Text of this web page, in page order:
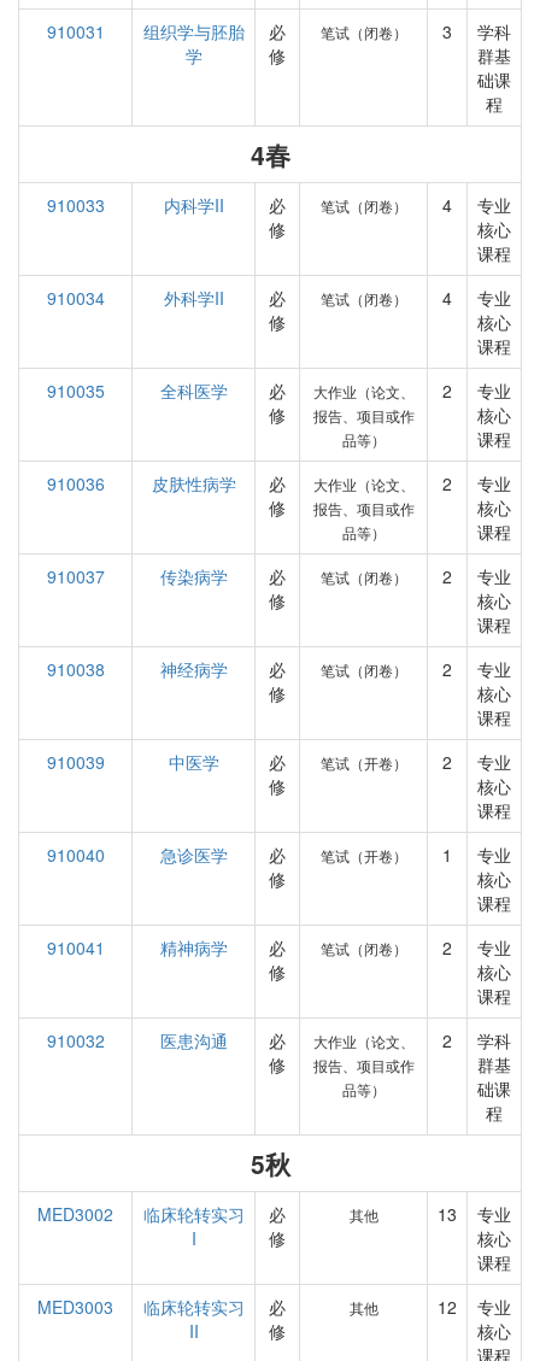
910031
组织学与胚胎
学
必
修
笔试（闭卷） 3
学科
群基
础课
程
4春
910033 内科学II
必
修
笔试（闭卷） 4
专业
核心
课程
910034
外科学II
必
修
笔试（闭卷） 4
专业
核心
课程
910035
全科医学
必
修
大作业（论文、
报告、项目或作
品等）
2
专业
核心
课程
910036
皮肤性病学
必
修
大作业（论文、
报告、项目或作
品等）
2
专业
核心
课程
910037
传染病学
必
修
笔试（闭卷） 2
专业
核心
课程
910038
神经病学
必
修
笔试（闭卷） 2
专业
核心
课程
910039
中医学
必
修
笔试（开卷） 2
专业
核心
课程
910040
急诊医学
必
修
笔试（开卷） 1
专业
核心
课程
910041
精神病学
必
修
笔试（闭卷） 2
专业
核心
课程
910032
医患沟通
必
修
大作业（论文、
报告、项目或作
品等）
2
学科
群基
础课
程
5秋
MED3002
临床轮转实习
I
必
修
其他 13
专业
核心
课程
MED3003
临床轮转实习
II
必
修
其他 12
专业
核心
课程